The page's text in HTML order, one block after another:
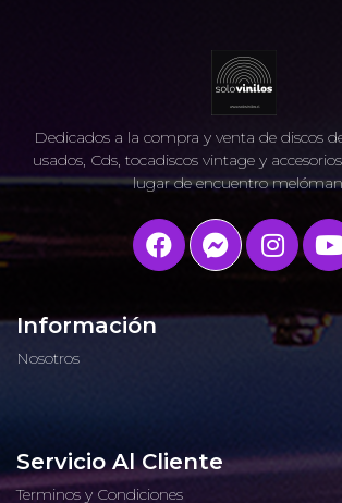
Dedicados a la compra y venta de discos
usados, Cds, tocadiscos vintage y
lugar de encuentro
Información
Nosotros
Servicio Al Cliente
Terminos y Condiciones